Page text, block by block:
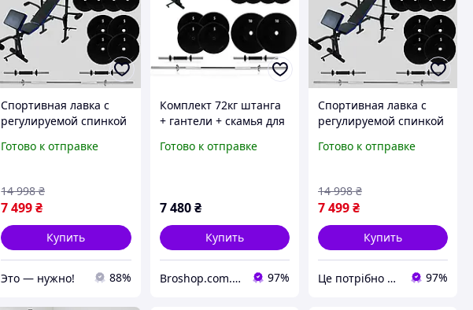
Спортивная лавка с
регулируемой спинкой
комплекте с грифом,
Готово к отправке
7 499₴
14 998 ₴
Купить
Это — нужно! 88%
Комплект 72кг штанга
+ гантели + скамья для
Скотта и стойками под
Готово к отправке
7 480 ₴
Купить
Broshop.com.ua 97%
Спортивная лавка с
регулируемой спинкой
комплекте с грифом,
Готово к отправке
7 499₴
14 998 ₴
Купить
Це потрібно тобі 97%